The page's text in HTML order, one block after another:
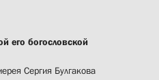
его богословской
Сергия Булгакова